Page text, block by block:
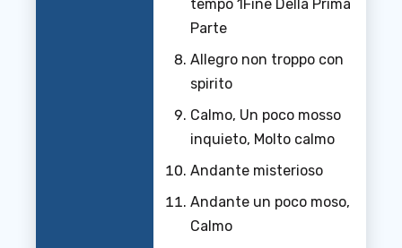
tempo 1Fine Della Prima
Parte
Allegro non troppo con
spirito
Calmo, Un poco mosso
inquieto, Molto calmo
Andante misterioso
Andante un poco moso,
Calmo